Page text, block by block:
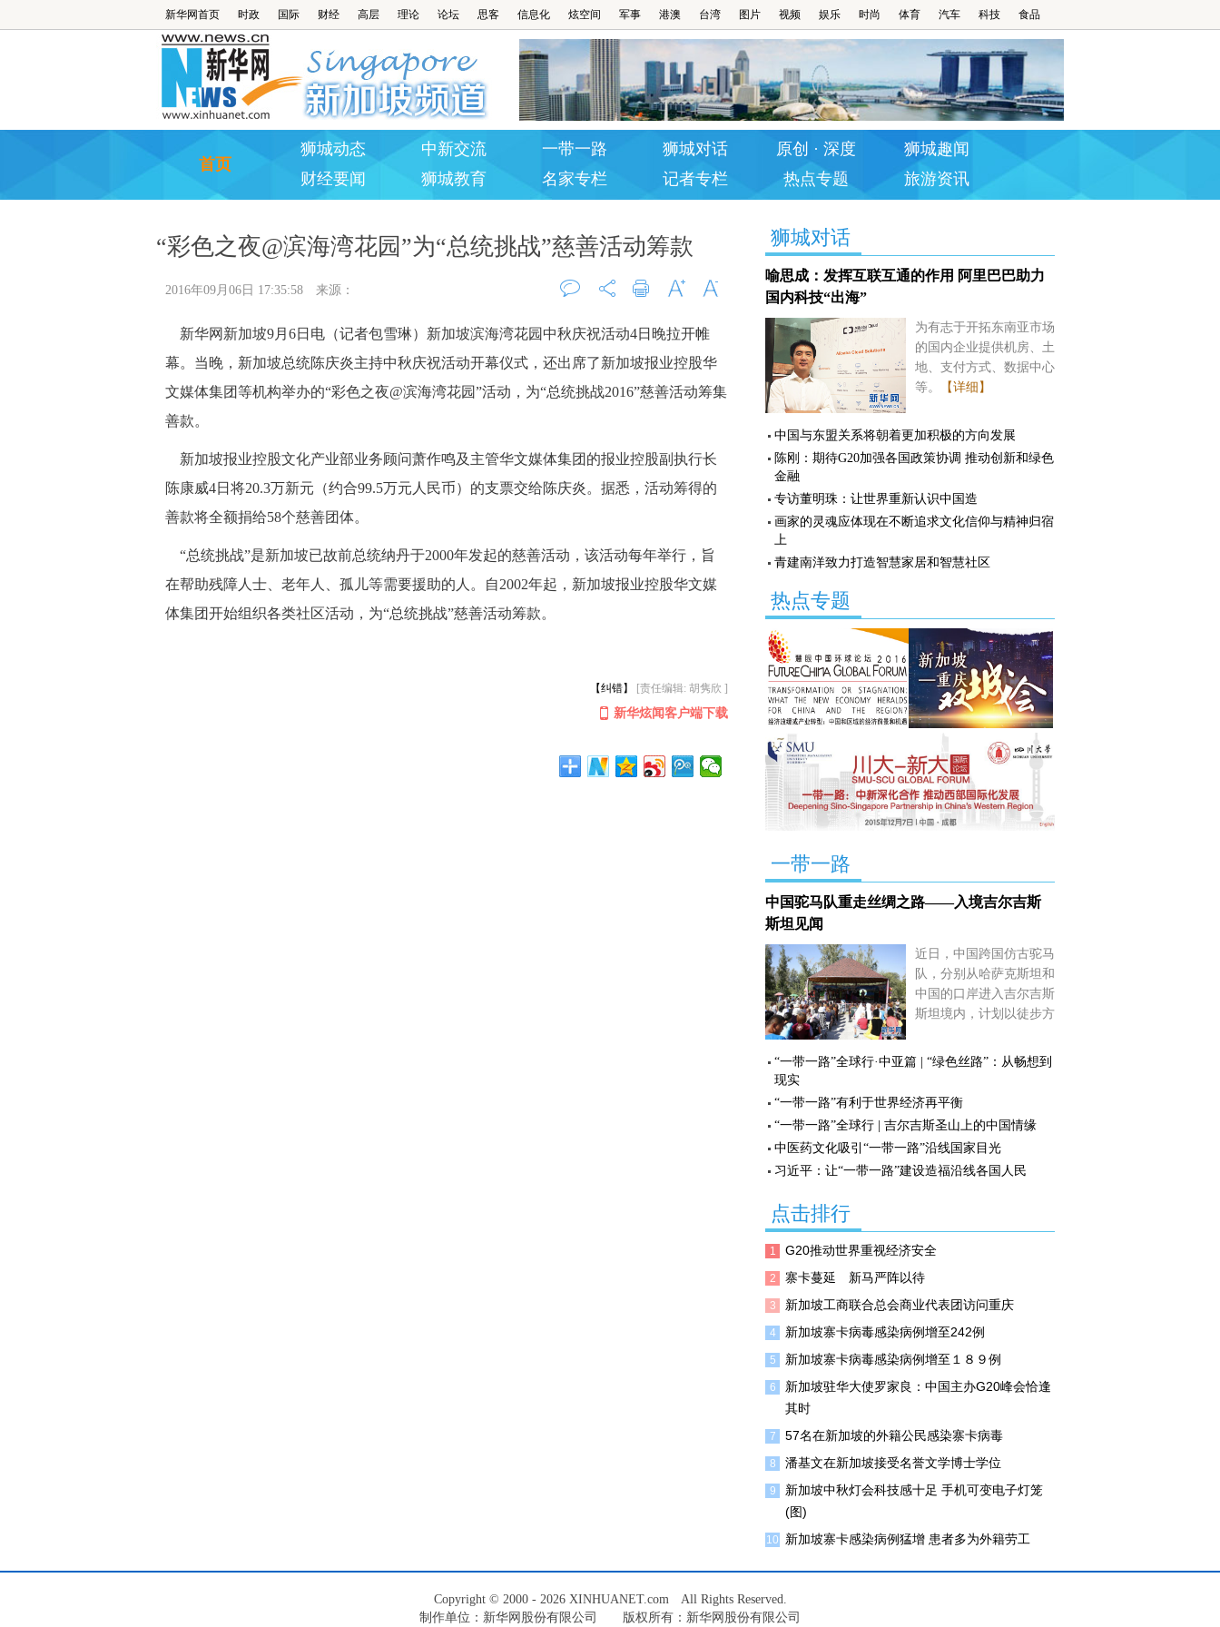
新华网首页 时政 国际 财经 高层 理论 论坛 思客 信息化 炫空间 军事 港澳 台湾 图片 视频 娱乐 时尚 体育 汽车 科技 食品
首页
狮城动态 中新交流 一带一路 狮城对话 原创 · 深度
狮城趣闻
财经要闻
狮城教育 名家专栏 记者专栏 热点专题 旅游资讯
狮城对话
喻思成：发挥互联互通的作用 阿里巴巴助力
国内科技“出海”
为有志于开拓东南亚市场
的国内企业提供机房、土
地、支付方式、数据中心
等。
【详细】
中国与东盟关系将朝着更加积极的方向发展
陈刚：期待G20加强各国政策协调 推动创新和绿色
金融
专访董明珠：让世界重新认识中国造
画家的灵魂应体现在不断追求文化信仰与精神归宿
上
青建南洋致力打造智慧家居和智慧社区
热点专题
一带一路
中国驼马队重走丝绸之路——入境吉尔吉斯
斯坦见闻
近日，中国跨国仿古驼马
队，分别从哈萨克斯坦和
中国的口岸进入吉尔吉斯
斯坦境内，计划以徒步方
旅”的行程，用一系列文
的友谊。
“一带一路”全球行·中亚篇 | “绿色丝路”：从畅想到
现实
“一带一路”有利于世界经济再平衡
“一带一路”全球行 | 吉尔吉斯圣山上的中国情缘
中医药文化吸引“一带一路”沿线国家目光
习近平：让“一带一路”建设造福沿线各国人民
点击排行
1 G20推动世界重视经济安全
2 寨卡蔓延 新马严阵以待
3 新加坡工商联合总会商业代表团访问重庆
4 新加坡寨卡病毒感染病例增至242例
5 新加坡寨卡病毒感染病例增至１８９例
6
新加坡驻华大使罗家良：中国主办G20峰会恰逢
其时
7 57名在新加坡的外籍公民感染寨卡病毒
8 潘基文在新加坡接受名誉文学博士学位
9
新加坡中秋灯会科技感十足 手机可变电子灯笼
(图)
10 新加坡寨卡感染病例猛增 患者多为外籍劳工
“彩色之夜@滨海湾花园”为“总统挑战”慈善活动筹款
2016年09月06日 17:35:58 来源：
评论 打印 字大 字小
新华网新加坡9月6日电（记者包雪琳）新加坡滨海湾花园中秋庆祝活动4日晚拉开帷
幕。当晚，新加坡总统陈庆炎主持中秋庆祝活动开幕仪式，还出席了新加坡报业控股华
文媒体集团等机构举办的“彩色之夜@滨海湾花园”活动，为“总统挑战2016”慈善活动筹集
善款。
新加坡报业控股文化产业部业务顾问萧作鸣及主管华文媒体集团的报业控股副执行长
陈康威4日将20.3万新元（约合99.5万元人民币）的支票交给陈庆炎。据悉，活动筹得的
善款将全额捐给58个慈善团体。
“总统挑战”是新加坡已故前总统纳丹于2000年发起的慈善活动，该活动每年举行，旨
在帮助残障人士、老年人、孤儿等需要援助的人。自2002年起，新加坡报业控股华文媒
体集团开始组织各类社区活动，为“总统挑战”慈善活动筹款。
【纠错】 [责任编辑: 胡隽欣 ]
新华炫闻客户端下载
Copyright © 2000 - 2026 XINHUANET.com All Rights Reserved.
制作单位：新华网股份有限公司 版权所有：新华网股份有限公司